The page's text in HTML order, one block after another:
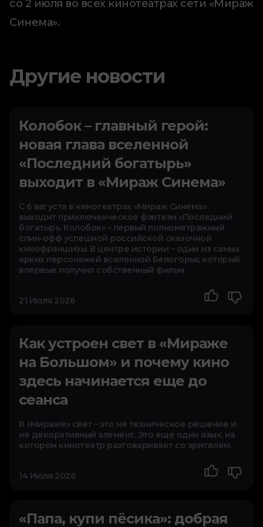
со 2 июля во всех кинотеатрах сети «Мираж
Синема».
Другие новости
Колобок – главный герой:
новая глава вселенной
«Последний богатырь»
выходит в «Мираж Синема»
С 6 августа в кинотеатрах «Мираж Синема»
выходит приключенческое фэнтези «Последний
богатырь. Колобок» – первый полнометражный
спин-офф успешной российской сказочной
кинофраншизы. В центре истории – один из самых
ярких персонажей вселенной Белогорья, который
впервые получил собственный фильм.
21 Июля 2026
Как устроен свет в «Мираже
на Большом» и почему кино
здесь начинается еще до
сеанса
В «Мираже» свет – это не техническое решение и
не декоративный элемент. Это еще один язык, на
котором кинотеатр разговаривает со зрителем.
14 Июля 2026
«Папа, купи пёсика»: добрая